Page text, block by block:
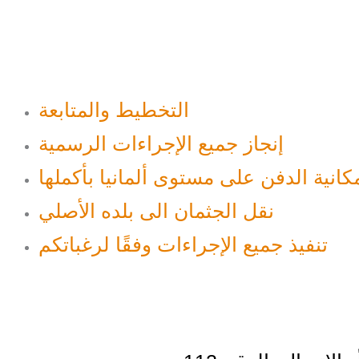
التخطيط والمتابعة
إنجاز جميع الإجراءات الرسمية
الدفن على مستوى ألمانيا بأكملها
نقل الجثمان الى بلده الأصلي
تنفيذ جميع الإجراءات وفقًا لرغباتكم